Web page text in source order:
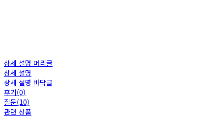
상세 설명 머리글
상세 설명
상세 설명 바닥글
후기(0)
질문(10)
관련 상품